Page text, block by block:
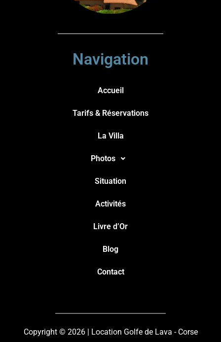
Navigation
Accueil
Tarifs & Réservations
La Villa
Photos
Situation
Activités
Livre d’Or
Blog
Contact
Copyright © 2026 | Location Golfe de Lava - Corse